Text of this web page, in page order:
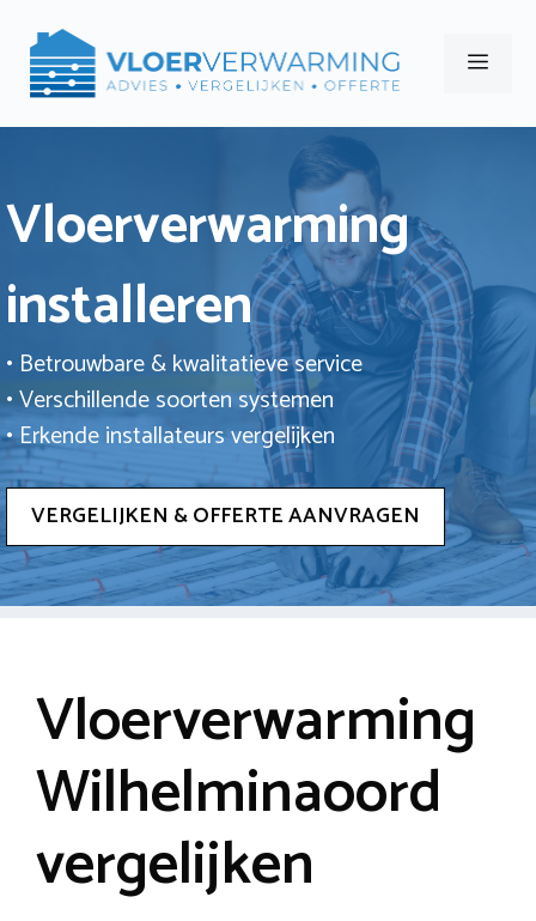
naar
Menu
Vloerverwarming
installeren
• Betrouwbare & kwalitatieve service
• Verschillende soorten systemen
• Erkende installateurs vergelijken
VERGELIJKEN & OFFERTE AANVRAGEN
Vloerverwarming
Wilhelminaoord
vergelijken